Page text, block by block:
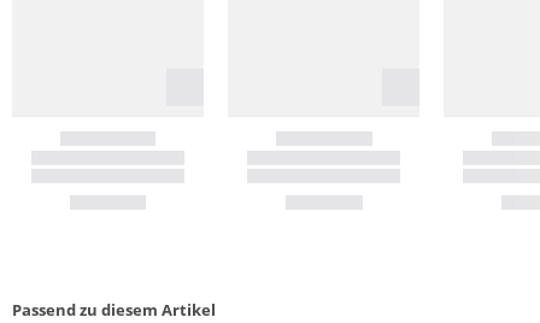
Passend zu diesem Artikel